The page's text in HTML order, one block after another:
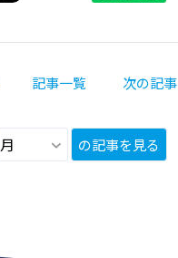
記事一覧 次の記事
の記事を見る